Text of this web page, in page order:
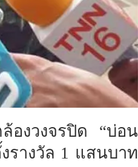
องวงจรปิด “บ่อน
รางวัล 1 แสนบาท